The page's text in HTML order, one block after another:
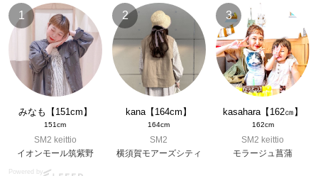
1
みなも【151cm】
151cm
SM2 keittio
イオンモール筑紫野
2
kana【164cm】
164cm
SM2
横須賀モアーズシティ
3
kasahara【162㎝】
162cm
SM2 keittio
モラージュ菖蒲
Powered by